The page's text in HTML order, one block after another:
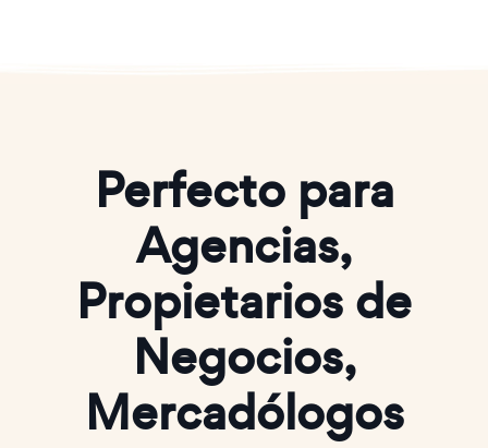
Perfecto para
Agencias,
Propietarios de
Negocios,
Mercadólogos